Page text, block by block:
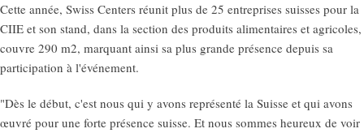
Cette année, Swiss Centers réunit plus de 25 entreprises suisses pour la
CIIE et son stand, dans la section des produits alimentaires et agricoles,
couvre 290 m2, marquant ainsi sa plus grande présence depuis sa
participation à l'événement.
"Dès le début, c'est nous qui y avons représenté la Suisse et qui avons
œuvré pour une forte présence suisse. Et nous sommes heureux de voir